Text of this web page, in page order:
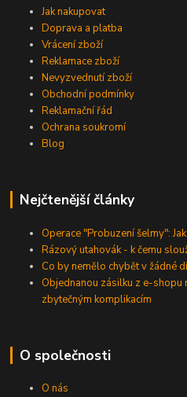
Jak nakupovat
Doprava a platba
Vrácení zboží
Reklamace zboží
Nevyzvednutí zboží
Obchodní podmínky
Reklamační řád
Ochrana soukromí
Blog
Nejčtenější články
Operace "Probuzení šelmy":
Rázový utahovák - k čemu
Co by nemělo chybět v žádné
Objednanou zásilku z e-shopu
zbytečným komplikacím
O společnosti
O nás